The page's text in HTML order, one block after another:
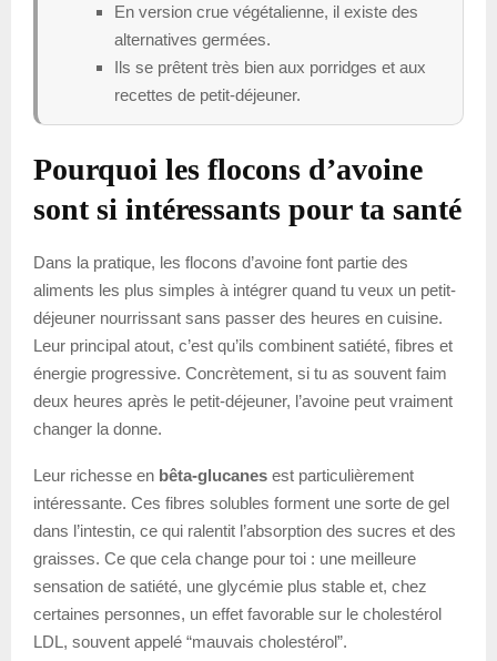
En version crue végétalienne, il existe des
alternatives germées.
Ils se prêtent très bien aux porridges et aux
recettes de petit-déjeuner.
Pourquoi les flocons d’avoine
sont si intéressants pour ta santé
Dans la pratique, les flocons d’avoine font partie des
aliments les plus simples à intégrer quand tu veux un petit-
déjeuner nourrissant sans passer des heures en cuisine.
Leur principal atout, c’est qu’ils combinent satiété, fibres et
énergie progressive. Concrètement, si tu as souvent faim
deux heures après le petit-déjeuner, l’avoine peut vraiment
changer la donne.
Leur richesse en bêta-glucanes est particulièrement
intéressante. Ces fibres solubles forment une sorte de gel
dans l’intestin, ce qui ralentit l’absorption des sucres et des
graisses. Ce que cela change pour toi : une meilleure
sensation de satiété, une glycémie plus stable et, chez
certaines personnes, un effet favorable sur le cholestérol
LDL, souvent appelé “mauvais cholestérol”.